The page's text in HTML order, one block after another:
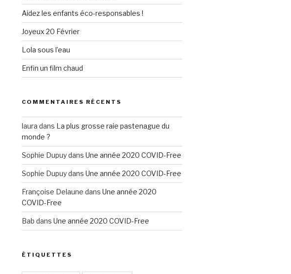
Aidez les enfants éco-responsables !
Joyeux 20 Février
Lola sous l’eau
Enfin un film chaud
COMMENTAIRES RÉCENTS
laura dans La plus grosse raie pastenague du
monde ?
Sophie Dupuydans Une année 2020 COVID-Free
Sophie Dupuydans Une année 2020 COVID-Free
Françoise Delaune dans Une année 2020
COVID-Free
Bab dans Une année 2020 COVID-Free
ÉTIQUETTES